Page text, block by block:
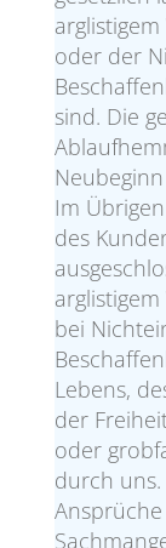
oder der
sind. Die
Im
des
bei
Lebens,
der
oder
durch